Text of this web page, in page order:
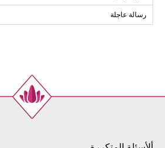
رسالة عاجلة